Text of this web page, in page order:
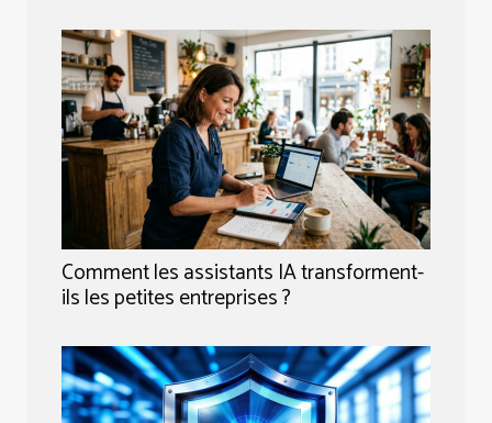
Comment les assistants IA transforment-
ils les petites entreprises ?